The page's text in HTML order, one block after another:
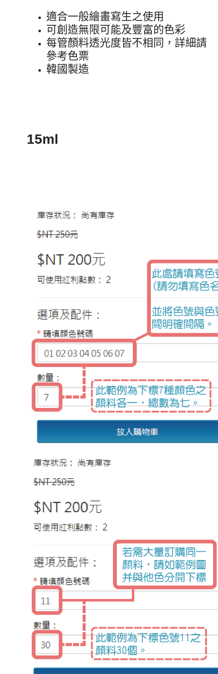
適合一般繪畫寫生之使用
可創造無限可能及豐富的色彩
每管顏料透光度皆不相同，詳細請
參考色票
韓國製造
15ml